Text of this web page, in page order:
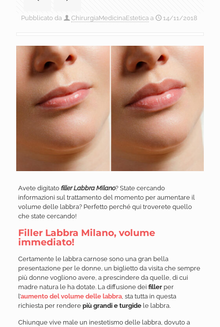
Pubblicato da ChirurgiaMedicinaEstetica a 14/11/2018
Avete digitato filler Labbra Milano? State cercando
informazioni sul trattamento del momento per aumentare il
volume delle labbra? Perfetto perché qui troverete quello
che state cercando!
Filler Labbra Milano, volume
immediato!
Certamente le labbra carnose sono una gran bella
presentazione per le donne, un biglietto da visita che sempre
più donne vogliono avere, a prescindere da quelle, di cui
madre natura le ha dotate. La diffusione dei fillerper
l’aumento del volume delle labbra, sta tutta in questa
richiesta per rendere più grandi e turgidele labbra.
Chiunque vive male un inestetismo delle labbra, dovuto a